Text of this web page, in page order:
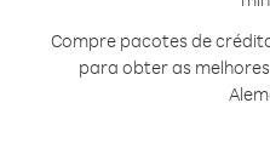
Compre pacotes de
para obter as